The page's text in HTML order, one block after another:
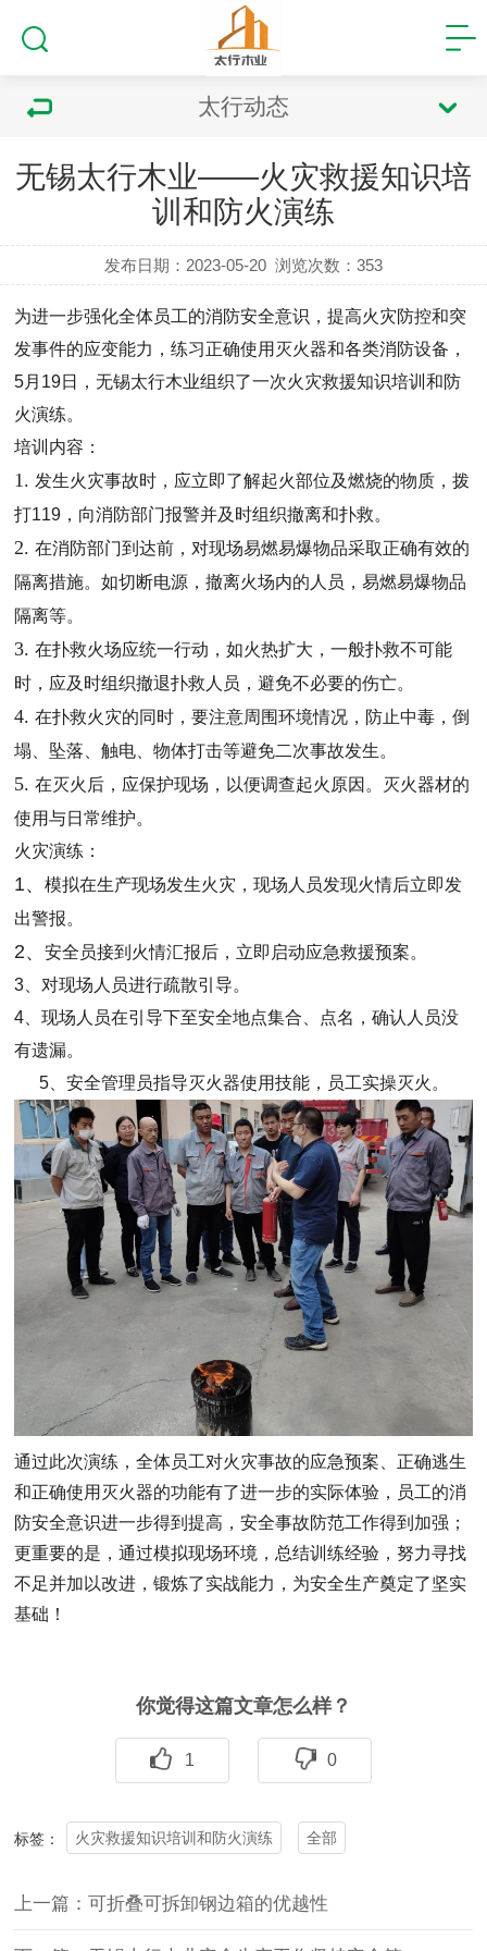
太行动态
无锡太行木业——火灾救援知识培
训和防火演练
发布日期：2023-05-20 浏览次数：353
为进一步强化全体员工的消防安全意识，提高火灾防控和突
发事件的应变能力，练习正确使用灭火器和各类消防设备，
5月 19日 ，无锡太行木业组织了一次火灾救援知识培训和防
火演练。
培训内容：
1.发生火灾事故时，应立即了解起火部位及燃烧的物质，拨
打119 ，向消防部门报警并及时组织撤离和扑救。
2.在消防部门到达前，对现场易燃易爆物品采取正确有效的
隔离措施。如切断电源，撤离火场内的人员，易燃易爆物品
隔离等。
3.在扑救火场应统一行动，如火热扩大，一般扑救不可能
时，应及时组织撤退扑救人员，避免不必要的伤亡。
4.在扑救火灾的同时，要注意周围环境情况，防止中毒，倒
塌、坠落、触电、物体打击等避免二次事故发生。
5.在灭火后，应保护现场，以便调查起火原因。灭火器材的
使用与日常维护。
火灾演练：
1、模拟在生产现场发生火灾，现场人员发现火情后立即发
出警报。
2、安全员接到火情汇报后，立即启动应急救援预案。
3 、对现场人员进行疏散引导。
4 、现场人员在引导下至安全地点集合、点名，确认人员没
有遗漏。
5、安全管理员指导灭火器使用技能，员工实操灭火。
通过此次演练，全体员工对火灾事故的应急预案、正确逃生
和正确使用灭火器的功能有了进一步的实际体验， 员工的消
防安全意识进一步得到提高，安全事故防范工作得到加强；
更重要的是，通过模拟现场环境，总结训练经验，努力寻找
不足并加以改进，锻炼了实战能力，为安全生产奠定了坚实
基础！
你觉得这篇文章怎么样？
1 0
标签： 火灾救援知识培训和防火演练 全部
上一篇：可折叠可拆卸钢边箱的优越性